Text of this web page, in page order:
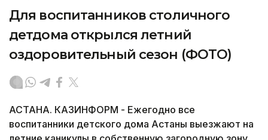
Для воспитанников столичного
детдома открылся летний
оздоровительный сезон (ФОТО)
АСТАНА. КАЗИНФОРМ - Ежегодно все
воспитанники детского дома Астаны выезжают на